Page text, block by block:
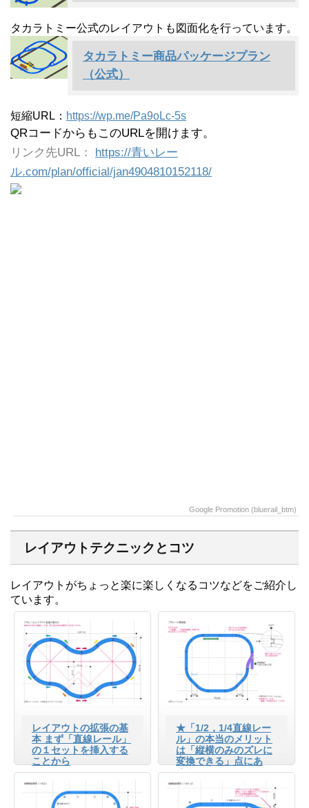
タカラトミー公式のレイアウトも図面化を行っています。
タカラトミー商品パッケージプラン
（公式）
短縮URL： https://wp.me/Pa9oLc-5s
QRコードからもこのURLを開けます。
リンク先URL： https://青いレー
ル.com/plan/official/jan4904810152118/
Google Promotion (bluerail_btm)
レイアウトテクニックとコツ
レイアウトがちょっと楽に楽しくなるコツなどをご紹介し
ています。
レイアウトの拡張の基
本 まず「直線レール」
の１セットを挿入する
ことから
★「1/2，1/4直線レー
ル」の本当のメリット
は「縦横のみのズレに
変換できる」点にあ
る！